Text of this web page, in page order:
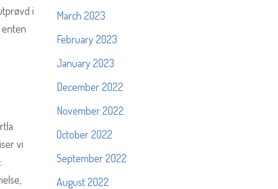
i
vi
March 2023
February 2023
January 2023
December 2022
November 2022
October 2022
September 2022
August 2022